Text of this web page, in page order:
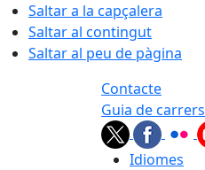
Saltar a la capçalera
Saltar al contingut
Saltar al peu de pàgina
Contacte
Guia de carrers
Idiomes